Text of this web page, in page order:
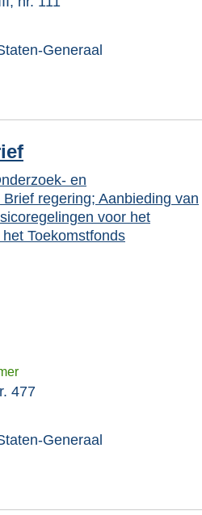
Generaal
en
regering; Aanbieding van
voor het
Toekomstfonds
477
Generaal